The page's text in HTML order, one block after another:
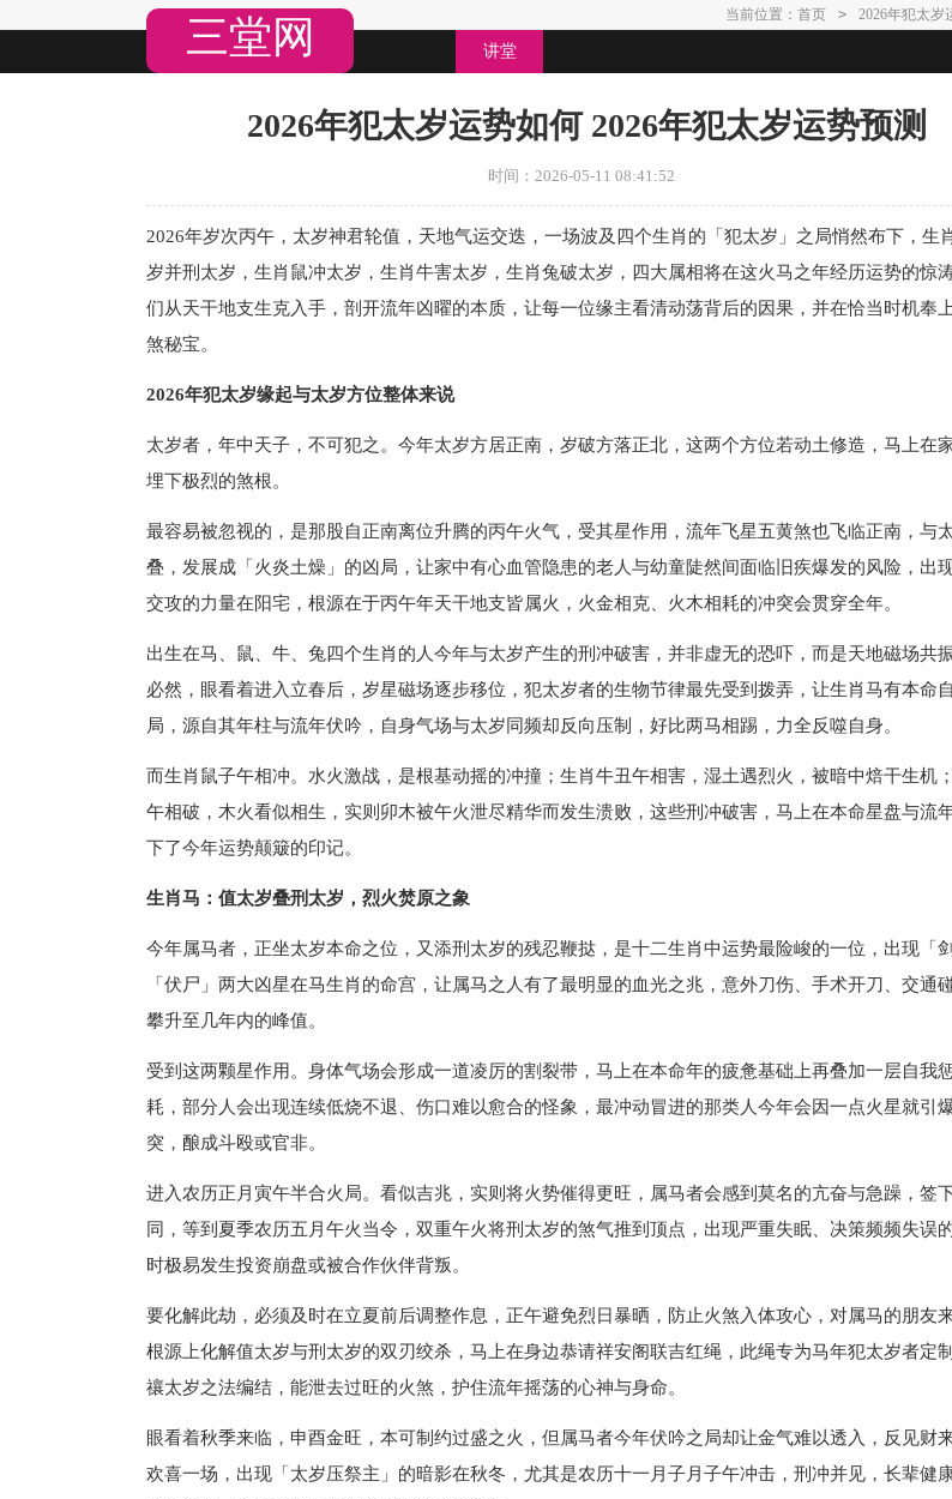
三堂网 讲堂
当前位置： 首页 > 2026年犯太岁
2026年犯太岁运势如何 2026年犯太岁运势预测
时间：2026-05-11 08:41:52
2026年岁次丙午，太岁神君轮值，天地气运交迭，一场波及四个生肖的「犯太岁」之局悄然布下，生
岁并刑太岁，生肖鼠冲太岁，生肖牛害太岁，生肖兔破太岁，四大属相将在这火马之年经历运势的惊
们从天干地支生克入手，剖开流年凶曜的本质，让每一位缘主看清动荡背后的因果，并在恰当时机奉
煞秘宝。
2026年犯太岁缘起与太岁方位整体来说
太岁者，年中天子，不可犯之。今年太岁方居正南，岁破方落正北，这两个方位若动土修造，马上在
埋下极烈的煞根。
最容易被忽视的，是那股自正南离位升腾的丙午火气，受其星作用，流年飞星五黄煞也飞临正南，与
叠，发展成「火炎土燥」的凶局，让家中有心血管隐患的老人与幼童陡然间面临旧疾爆发的风险，出
交攻的力量在阳宅，根源在于丙午年天干地支皆属火，火金相克、火木相耗的冲突会贯穿全年。
出生在马、鼠、牛、兔四个生肖的人今年与太岁产生的刑冲破害，并非虚无的恐吓，而是天地磁场共
必然，眼看着进入立春后，岁星磁场逐步移位，犯太岁者的生物节律最先受到拨弄，让生肖马有本命
局，源自其年柱与流年伏吟，自身气场与太岁同频却反向压制，好比两马相踢，力全反噬自身。
而生肖鼠子午相冲。水火激战，是根基动摇的冲撞；生肖牛丑午相害，湿土遇烈火，被暗中焙干生机
午相破，木火看似相生，实则卯木被午火泄尽精华而发生溃败，这些刑冲破害，马上在本命星盘与流
下了今年运势颠簸的印记。
生肖马：值太岁叠刑太岁，烈火焚原之象
今年属马者，正坐太岁本命之位，又添刑太岁的残忍鞭挞，是十二生肖中运势最险峻的一位，出现「剑
「伏尸」两大凶星在马生肖的命宫，让属马之人有了最明显的血光之兆，意外刀伤、手术开刀、交通
攀升至几年内的峰值。
受到这两颗星作用。身体气场会形成一道凌厉的割裂带，马上在本命年的疲惫基础上再叠加一层自我
耗，部分人会出现连续低烧不退、伤口难以愈合的怪象，最冲动冒进的那类人今年会因一点火星就引
突，酿成斗殴或官非。
进入农历正月寅午半合火局。看似吉兆，实则将火势催得更旺，属马者会感到莫名的亢奋与急躁，签
同，等到夏季农历五月午火当令，双重午火将刑太岁的煞气推到顶点，出现严重失眠、决策频频失误
时极易发生投资崩盘或被合作伙伴背叛。
要化解此劫，必须及时在立夏前后调整作息，正午避免烈日暴晒，防止火煞入体攻心，对属马的朋友
根源上化解值太岁与刑太岁的双刃绞杀，马上在身边恭请祥安阁联吉红绳，此绳专为马年犯太岁者定
禳太岁之法编结，能泄去过旺的火煞，护住流年摇荡的心神与身命。
眼看着秋季来临，申酉金旺，本可制约过盛之火，但属马者今年伏吟之局却让金气难以透入，反见财
欢喜一场，出现「太岁压祭主」的暗影在秋冬，尤其是农历十一月子月子午冲击，刑冲并见，长辈健